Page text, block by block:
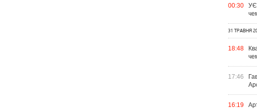
00:30
31 ТРАВНЯ
18:48
17:46
16:19